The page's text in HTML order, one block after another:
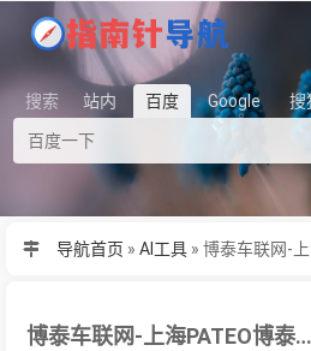
搜索 站内 百度 Google 搜
导航首页 » AI工具 »
博泰车联网-上海PATEO博泰车联网成立于20...